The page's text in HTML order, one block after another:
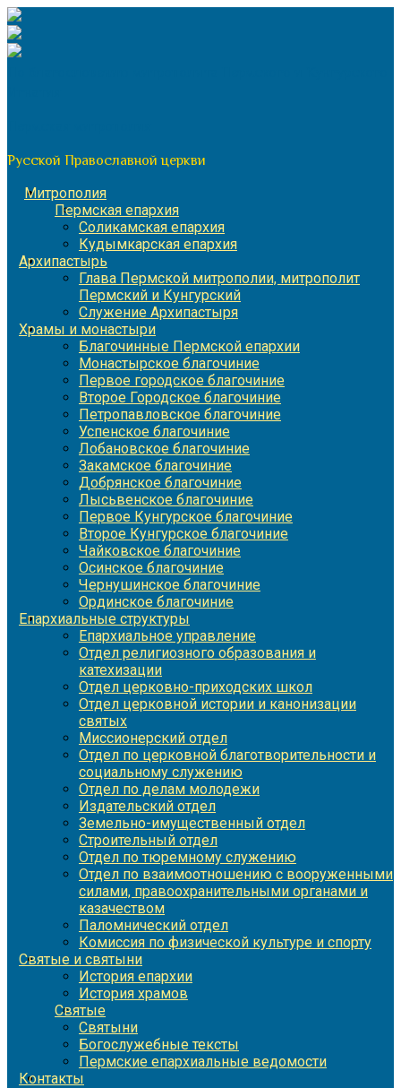
Перейти
к
содержимому
Русской Православной церкви
Митрополия
Пермская епархия
Соликамская епархия
Кудымкарская епархия
Архипастырь
Глава Пермской митрополии, митрополит
Пермский и Кунгурский
Служение Архипастыря
Храмы и монастыри
Благочинные Пермской епархии
Монастырское благочиние
Первое городское благочиние
Второе Городское благочиние
Петропавловское благочиние
Успенское благочиние
Лобановское благочиние
Закамское благочиние
Добрянское благочиние
Лысьвенское благочиние
Первое Кунгурское благочиние
Второе Кунгурское благочиние
Чайковское благочиние
Осинское благочиние
Чернушинское благочиние
Ординское благочиние
Епархиальные структуры
Епархиальное управление
Отдел религиозного образования и
катехизации
Отдел церковно-приходских школ
Отдел церковной истории и канонизации
святых
Миссионерский отдел
Отдел по церковной благотворительности и
социальному служению
Отдел по делам молодежи
Издательский отдел
Земельно-имущественный отдел
Строительный отдел
Отдел по тюремному служению
Отдел по взаимоотношению с вооруженными
силами, правоохранительными органами и
казачеством
Паломнический отдел
Комиссия по физической культуре и спорту
Святые и святыни
История епархии
История храмов
Святые
Святыни
Богослужебные тексты
Пермские епархиальные ведомости
Контакты